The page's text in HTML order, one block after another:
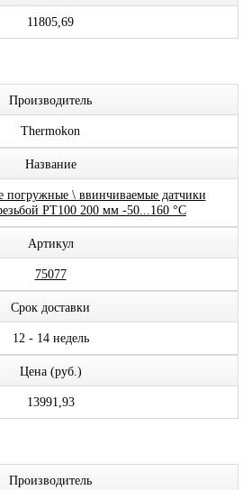
11805,69
Производитель
Thermokon
Название
погружные \ ввинчиваемые датчики
PT100 200 мм -50...160 °C
Артикул
75077
Срок доставки
12 - 14 недель
Цена (руб.)
13991,93
Производитель